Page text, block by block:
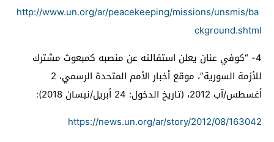
http://www.un.org/ar/peacekeeping/missions/unsmis/ba
ckground.shtml
4- “كوفي عنان يعلن استقالته عن منصبه كمبعوث مشترك
للأزمة السورية”، موقع أخبار الأمم المتحدة الرسمي، 2
أغسطس/آب 2012، (تاريخ الدخول: 24 أبريل/نيسان 2018):
https://news.un.org/ar/story/2012/08/163042